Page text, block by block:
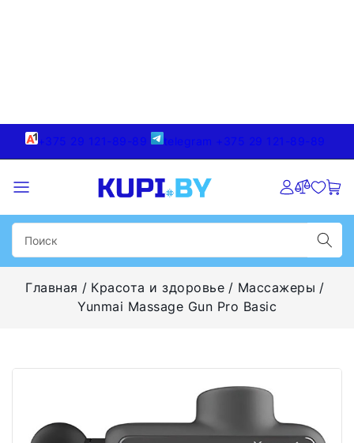
+375 29 121-89-89 telegram +375 29 121-89-89
Главная Красота и здоровье
Массажеры
Yunmai Massage Gun Pro Basic